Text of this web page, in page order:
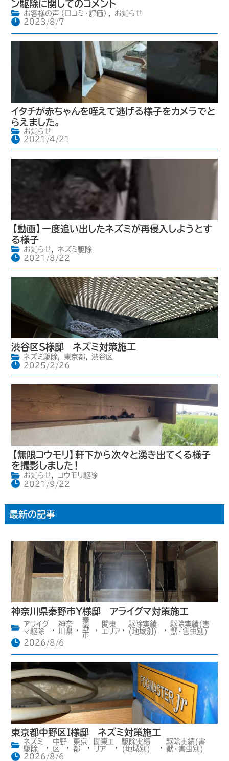
ン駆除に関してのコメント
お客様の声（口コミ・評価） ,
お知らせ
2023/8/7
イタチが赤ちゃんを咥えて逃げる様子をカメラでと
らえました。
お知らせ
2021/4/21
【動画】一度追い出したネズミが再侵入しようとす
る様子
お知らせ,
ネズミ駆除
2021/8/22
渋谷区S様邸 ネズミ対策施工
ネズミ駆除, 東京都,
渋谷区
2025/2/26
【無限コウモリ】軒下から次々と湧き出てくる様子
を撮影しました！
お知らせ,
コウモリ駆除
2021/9/22
最新の記事
神奈川県秦野市Y様邸 アライグマ対策施工
アライグ
マ駆除
,
神奈
川県 ,
秦
野
市
,
関東
エリア ,
駆除実績
(地域別)
,
駆除実績(害
獣・害虫別)
2026/8/6
東京都中野区I様邸 ネズミ対策施工
ネズミ
駆除
,
中野
区
,
東京
都
,
関東エ
リア
,
駆除実績
(地域別)
,
駆除実績(害
獣・害虫別)
2026/8/6